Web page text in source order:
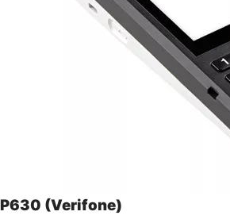
P630 (Verifone)